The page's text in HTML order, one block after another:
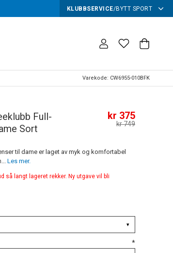
KLUBBSERVICE/BYTT SPORT
Varekode: CW6955-010BFK
Full-
Sort
kr 375
kr 749
til dame er laget av myk og komfortabel
Les mer.
så langt lageret rekker. Ny utgave vil bli
▾
*